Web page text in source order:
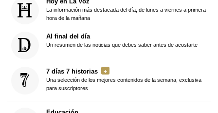
La información más destacada del día, de lunes a viernes a primera
hora de la mañana
Al final del día
Un resumen de las noticias que debes saber antes de acostarte
7 días 7 historias
Una selección de los mejores contenidos de la semana, exclusiva
para suscriptores